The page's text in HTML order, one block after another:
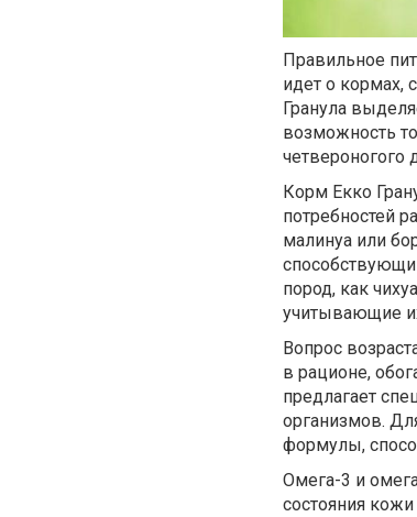
Правильное
идет о кормах,
Гранула
возможность
четвероногого
Корм Екко
потребностей
малинуа или
пород, как
учитывающие
Вопрос
в рационе,
предлагает
организмов.
формулы,
Омега-3 и
состояния